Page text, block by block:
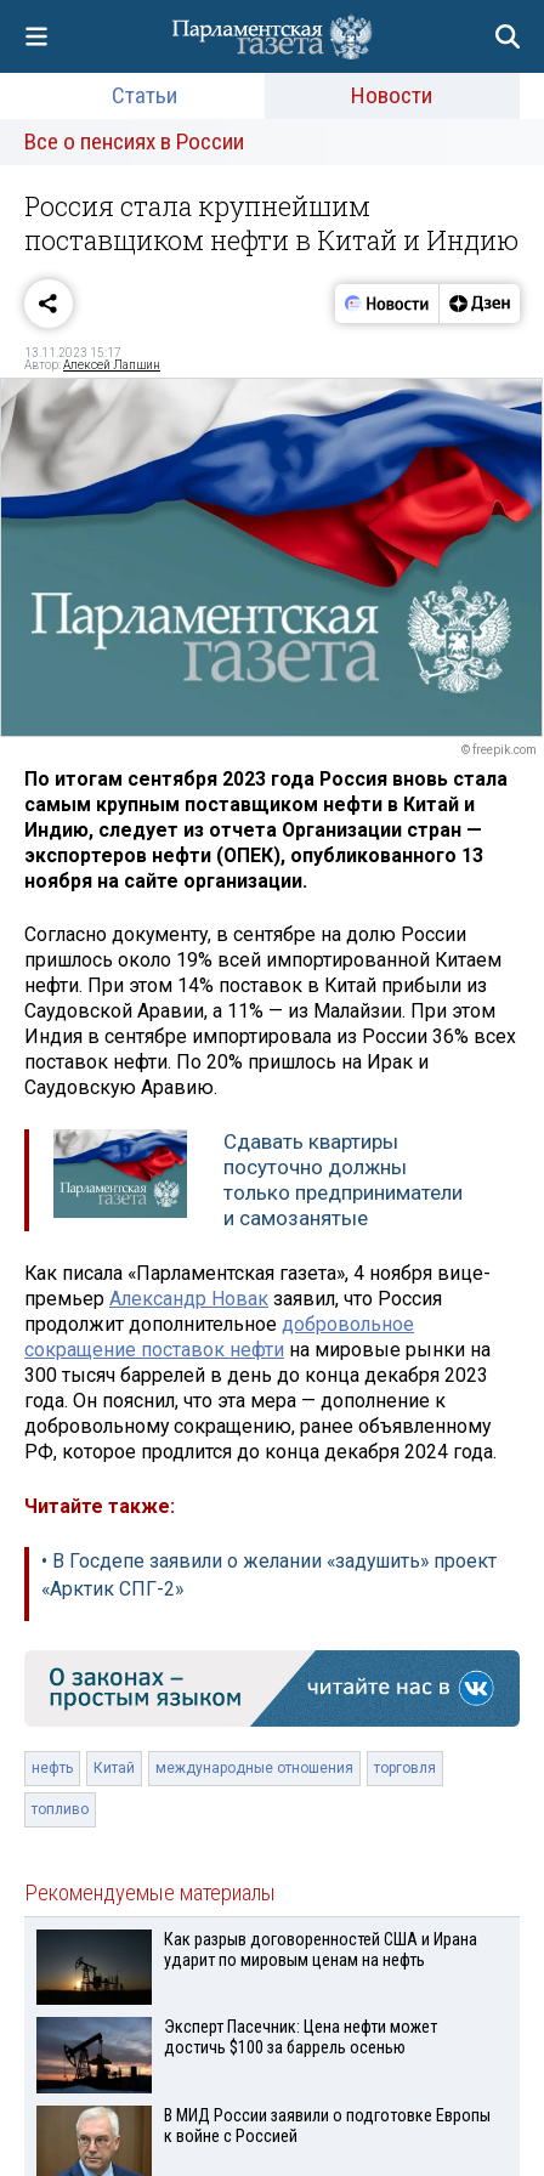
Статьи
Новости
Все о пенсиях в России
Россия стала крупнейшим
поставщиком нефти в Китай и Индию
13.11.2023 15:17
Автор:Алексей Лапшин
© freepik.com
По итогам сентября 2023 года Россия вновь стала
самым крупным поставщиком нефти в Китай и
Индию, следует из отчета Организации стран —
экспортеров нефти (ОПЕК), опубликованного 13
ноября на сайте организации.
Согласно документу, в сентябре на долю России
пришлось около 19% всей импортированной Китаем
нефти. При этом 14% поставок в Китай прибыли из
Саудовской Аравии, а 11% — из Малайзии. При этом
Индия в сентябре импортировала из России 36% всех
поставок нефти. По 20% пришлось на Ирак и
Саудовскую Аравию.
Сдавать квартиры
посуточно должны
только предприниматели
и самозанятые
Как писала «Парламентская газета», 4 ноября вице-
премьер Александр Новак заявил, что Россия
продолжит дополнительное добровольное
сокращение поставок нефти на мировые рынки на
300 тысяч баррелей в день до конца декабря 2023
года. Он пояснил, что эта мера — дополнение к
добровольному сокращению, ранее объявленному
РФ, которое продлится до конца декабря 2024 года.
Читайте также:
• В Госдепе заявили о желании «задушить» проект
«Арктик СПГ-2»
нефть Китай международные отношения торговля
топливо
Рекомендуемые материалы
Как разрыв договоренностей США и Ирана
ударит по мировым ценам на нефть
Эксперт Пасечник: Цена нефти может
достичь $100 за баррель осенью
В МИД России заявили о подготовке Европы
к войне с Россией